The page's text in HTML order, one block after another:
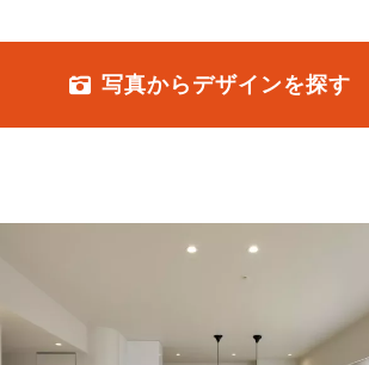
写真からデザインを探す